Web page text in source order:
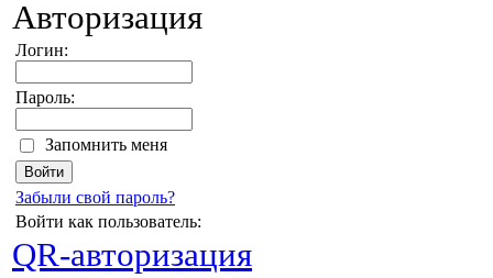
Авторизация
Логин:
Пароль:
Запомнить меня
Забыли свой пароль?
Войти как пользователь:
QR-авторизация